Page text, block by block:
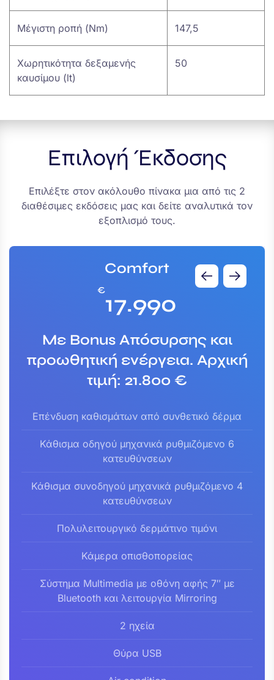
Μέγιστη ροπή (Nm) 147,5
Χωρητικότητα δεξαμενής
καυσίμου (lt)
50
Επιλογή Έκδοσης
Επιλέξτε στον ακόλουθο πίνακα μια από τις 2
διαθέσιμες εκδόσεις μας και δείτε αναλυτικά τον
εξοπλισμό τους.
Comfort
€17.990
Με Bonus Απόσυρσης και
προωθητική ενέργεια. Αρχική
τιμή: 21.800 €
Επένδυση καθισμάτων από συνθετικό δέρμα
Κάθισμα οδηγού μηχανικά ρυθμιζόμενο 6
κατευθύνσεων
Κάθισμα συνοδηγού μηχανικά ρυθμιζόμενο 4
κατευθύνσεων
Πολυλειτουργικό δερμάτινο τιμόνι
Κάμερα οπισθοπορείας
Σύστημα Multimedia με οθόνη αφής 7″ με
Bluetooth και λειτουργία Mirroring
2 ηχεία
Θύρα USB